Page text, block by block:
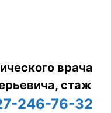
врача
стаж
246-76-32